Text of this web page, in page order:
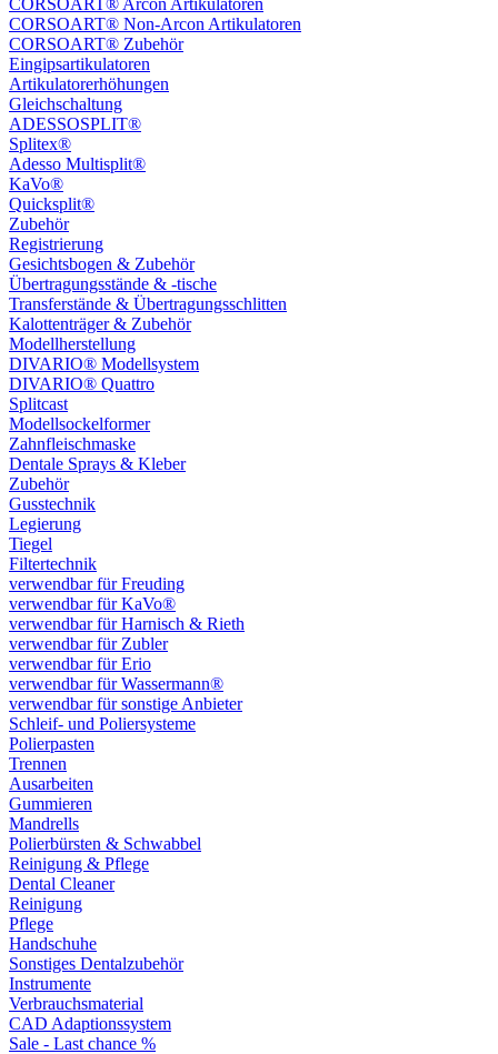
CORSOART® Non-Arcon Artikulatoren
CORSOART® Zubehör
Eingipsartikulatoren
Artikulatorerhöhungen
Gleichschaltung
ADESSOSPLIT®
Splitex®
Adesso Multisplit®
KaVo®
Quicksplit®
Zubehör
Registrierung
Gesichtsbogen & Zubehör
Übertragungsstände & -tische
Transferstände & Übertragungsschlitten
Kalottenträger & Zubehör
Modellherstellung
DIVARIO® Modellsystem
DIVARIO® Quattro
Splitcast
Modellsockelformer
Zahnfleischmaske
Dentale Sprays & Kleber
Zubehör
Gusstechnik
Legierung
Tiegel
Filtertechnik
verwendbar für Freuding
verwendbar für KaVo®
verwendbar für Harnisch & Rieth
verwendbar für Zubler
verwendbar für Erio
verwendbar für Wassermann®
verwendbar für sonstige Anbieter
Schleif- und Poliersysteme
Polierpasten
Trennen
Ausarbeiten
Gummieren
Mandrells
Polierbürsten & Schwabbel
Reinigung & Pflege
Dental Cleaner
Reinigung
Pflege
Handschuhe
Sonstiges Dentalzubehör
Instrumente
Verbrauchsmaterial
CAD Adaptionssystem
Sale - Last chance %